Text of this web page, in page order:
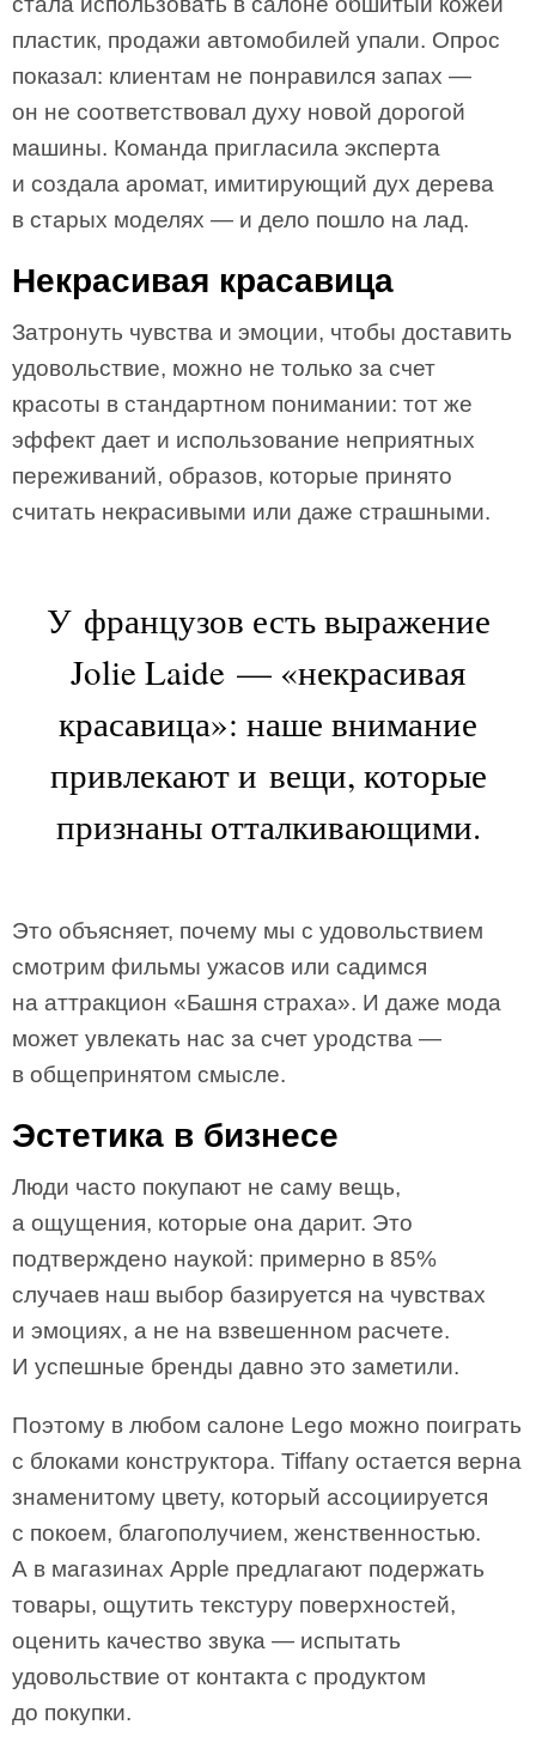
пластик, продажи автомобилей упали. Опрос
показал: клиентам не понравился запах —
он не соответствовал духу новой дорогой
машины. Команда пригласила эксперта
и создала аромат, имитирующий дух дерева
в старых моделях — и дело пошло на лад.
Некрасивая красавица
Затронуть чувства и эмоции, чтобы доставить
удовольствие, можно не только за счет
красоты в стандартном понимании: тот же
эффект дает и использование неприятных
переживаний, образов, которые принято
считать некрасивыми или даже страшными.
У французов есть выражение
Jolie Laide — «некрасивая
красавица»: наше внимание
привлекают и вещи, которые
признаны отталкивающими.
Это объясняет, почему мы с удовольствием
смотрим фильмы ужасов или садимся
на аттракцион «Башня страха». И даже мода
может увлекать нас за счет уродства —
в общепринятом смысле.
Эстетика в бизнесе
Люди часто покупают не саму вещь,
а ощущения, которые она дарит. Это
подтверждено наукой: примерно в 85%
случаев наш выбор базируется на чувствах
и эмоциях, а не на взвешенном расчете.
И успешные бренды давно это заметили.
Поэтому в любом салоне Lego можно поиграть
с блоками конструктора. Tiffany остается верна
знаменитому цвету, который ассоциируется
с покоем, благополучием, женственностью.
А в магазинах Аpple предлагают подержать
товары, ощутить текстуру поверхностей,
оценить качество звука — испытать
удовольствие от контакта с продуктом
до покупки.